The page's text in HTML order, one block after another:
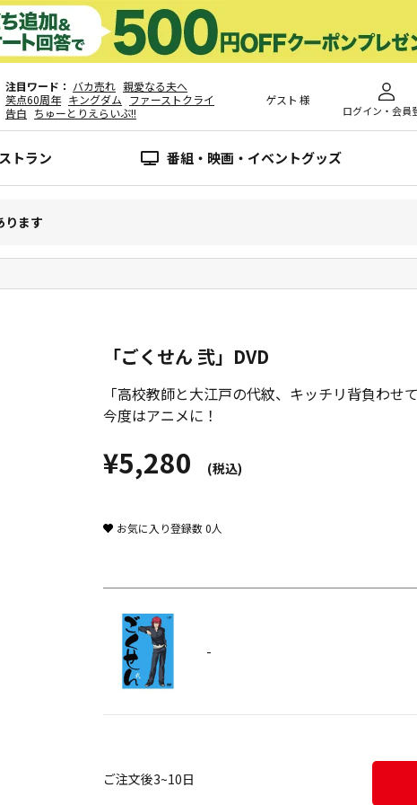
注目ワード バカ売れ 親愛なる夫へ
笑点60周年 キングダム ファーストクライ
告白 ちゅーとりえらいぶ!!
ゲスト 様
ログイン・会員
トラン 番組・映画・イベントグッズ
ります
「ごくせん 弐」DVD
「高校教師と大江戸の代紋、キッチリ背負わせ
今度はアニメに！
¥5,280 (税込)
お気に入り登録数0人
-
ご注文後3~10日